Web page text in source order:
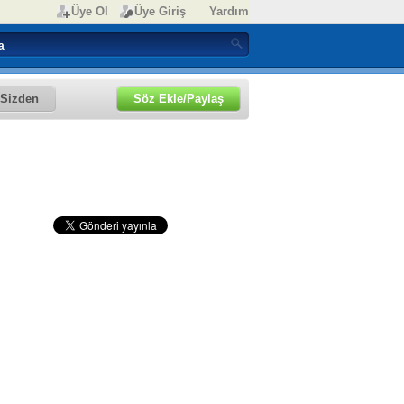
Üye Ol Üye Giriş Yardım
Sizden Söz Ekle/Paylaş